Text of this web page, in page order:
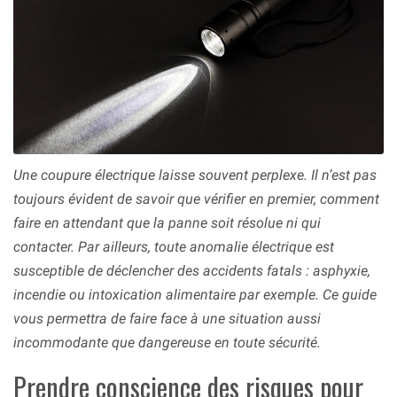
Une coupure électrique laisse souvent perplexe. Il n’est pas
toujours évident de savoir que vérifier en premier, comment
faire en attendant que la panne soit résolue ni qui
contacter. Par ailleurs, toute anomalie électrique est
susceptible de déclencher des accidents fatals : asphyxie,
incendie ou intoxication alimentaire par exemple. Ce guide
vous permettra de faire face à une situation aussi
incommodante que dangereuse en toute sécurité.
Prendre conscience des risques pour